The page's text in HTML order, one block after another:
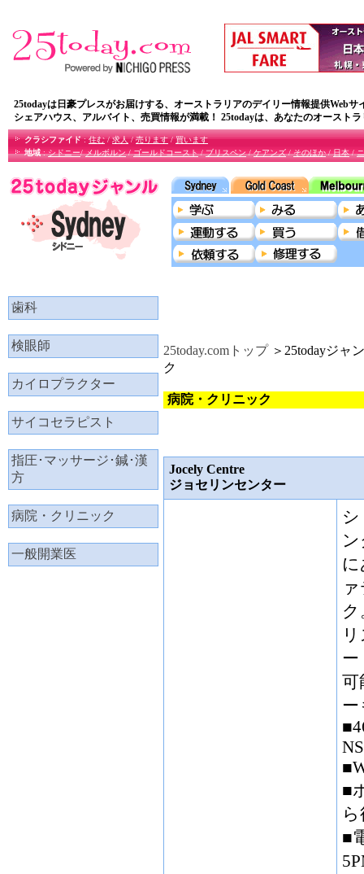
25todayは日豪プレスがお届けする、オーストラリアのデイリー情報提供Webサ
シェアハウス、アルバイト、売買情報が満載！ 25todayは、あなたのオースト
クラシファイド:住む/求人/売ります/買います
地域:シドニー/メルボルン/ゴールドコースト/ブリスペン/ケアンズ/そのほか/日本/
歯科
検眼師
カイロプラクター
サイコセラピスト
指圧･マッサージ･鍼･漢
方
病院・クリニック
一般開業医
25today.comトップ＞25todayジャ
ク
病院・クリニック
Jocely Centre
ジョセリンセンター
ー
可
ー
■
■